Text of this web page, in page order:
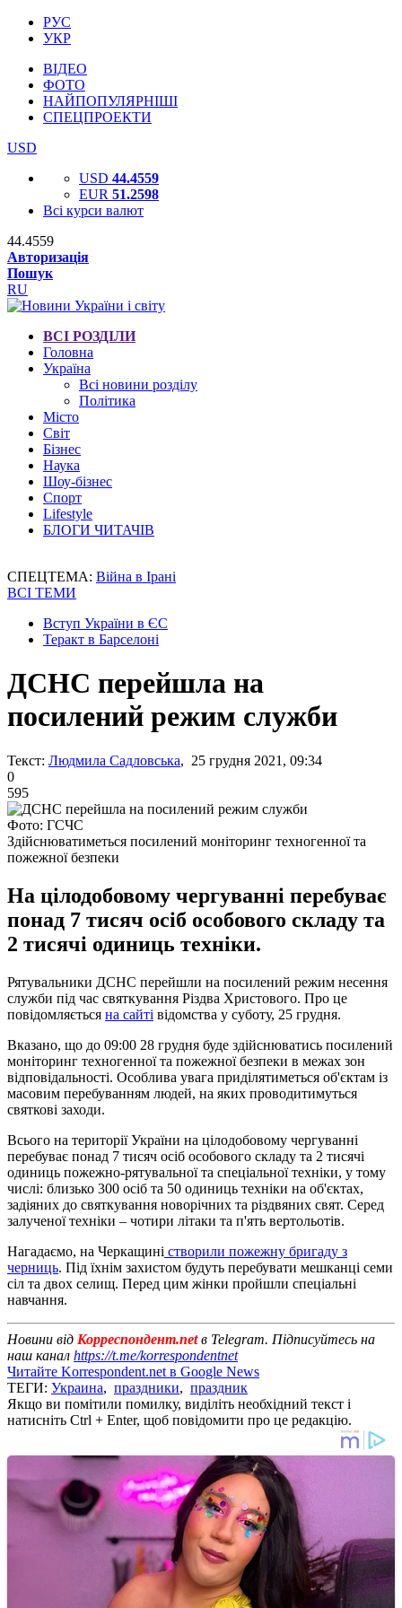
РУС
УКР
ВІДЕО
ФОТО
НАЙПОПУЛЯРНІШІ
СПЕЦПРОЕКТИ
USD
USD 44.4559
EUR 51.2598
Всі курси валют
44.4559
Авторизація
Пошук
RU
ВСІ РОЗДІЛИ
Головна
Україна
Всі новини розділу
Політика
Місто
Світ
Бізнес
Наука
Шоу-бізнес
Спорт
Lifestyle
БЛОГИ ЧИТАЧІВ
СПЕЦТЕМА: Війна в Ірані
ВСІ ТЕМИ
Вступ України в ЄС
Теракт в Барселоні
ДСНС перейшла на
посилений режим служби
Текст: Людмила Садловська, 25 грудня 2021, 09:34
0
595
Фото: ГСЧС
Здійснюватиметься посилений моніторинг техногенної та
пожежної безпеки
На цілодобовому чергуванні перебуває
понад 7 тисяч осіб особового складу та
2 тисячі одиниць техніки.
Рятувальники ДСНС перейшли на посилений режим несення
служби під час святкування Різдва Христового. Про це
повідомляється на сайті відомства у суботу, 25 грудня.
Вказано, що до 09:00 28 грудня буде здійснюватись посилений
моніторинг техногенної та пожежної безпеки в межах зон
відповідальності. Особлива увага приділятиметься об'єктам із
масовим перебуванням людей, на яких проводитимуться
святкові заходи.
Всього на території України на цілодобовому чергуванні
перебуває понад 7 тисяч осіб особового складу та 2 тисячі
одиниць пожежно-рятувальної та спеціальної техніки, у тому
числі: близько 300 осіб та 50 одиниць техніки на об'єктах,
задіяних до святкування новорічних та різдвяних свят. Серед
залученої техніки – чотири літаки та п'ять вертольотів.
Нагадаємо, на Черкащині створили пожежну бригаду з
черниць. Під їхнім захистом будуть перебувати мешканці семи
сіл та двох селищ. Перед цим жінки пройшли спеціальні
навчання.
Новини від Корреспондент.netв Telegram. Підписуйтесь на
наш канал https://t.me/korrespondentnet
Читайте Korrespondent.net в Google News
ТЕГИ: Украина, праздники, праздник
Якщо ви помітили помилку, виділіть необхідний текст і
натисніть Ctrl + Enter, щоб повідомити про це редакцію.